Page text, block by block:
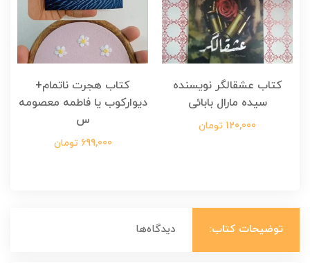
کتاب عشقالگر نویسنده
سیده مارال بابائی
120,000 تومان
کتاب هجرت ناتمام+
دیوارکوب یا فاطمه معصومه
س
699,000 تومان
توضیحات کتاب: دیدگاه‌ها